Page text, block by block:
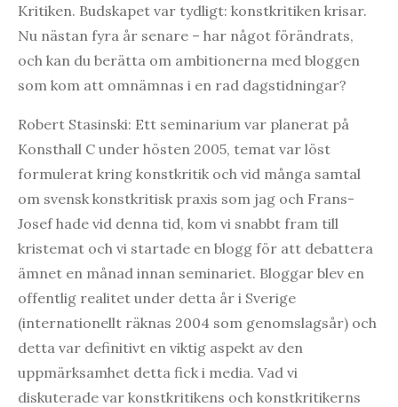
Kritiken. Budskapet var tydligt: konstkritiken krisar.
Nu nästan fyra år senare – har något förändrats,
och kan du berätta om ambitionerna med bloggen
som kom att omnämnas i en rad dagstidningar?
Robert Stasinski: Ett seminarium var planerat på
Konsthall C under hösten 2005, temat var löst
formulerat kring konstkritik och vid många samtal
om svensk konstkritisk praxis som jag och Frans-
Josef hade vid denna tid, kom vi snabbt fram till
kristemat och vi startade en blogg för att debattera
ämnet en månad innan seminariet. Bloggar blev en
offentlig realitet under detta år i Sverige
(internationellt räknas 2004 som genomslagsår) och
detta var definitivt en viktig aspekt av den
uppmärksamhet detta fick i media. Vad vi
diskuterade var konstkritikens och konstkritikerns